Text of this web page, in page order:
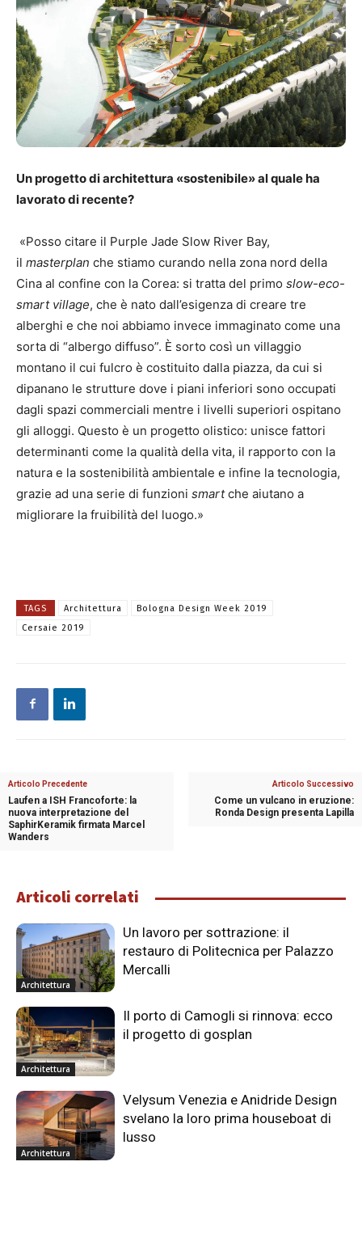
Un progetto di architettura «sostenibile» al quale ha
lavorato di recente?
«Posso citare il Purple Jade Slow River Bay,
il masterplan che stiamo curando nella zona nord della
Cina al confine con la Corea: si tratta del primo slow-eco-
smart village, che è nato dall’esigenza di creare tre
alberghi e che noi abbiamo invece immaginato come una
sorta di “albergo diffuso”. È sorto così un villaggio
montano il cui fulcro è costituito dalla piazza, da cui si
dipanano le strutture dove i piani inferiori sono occupati
dagli spazi commerciali mentre i livelli superiori ospitano
gli alloggi. Questo è un progetto olistico: unisce fattori
determinanti come la qualità della vita, il rapporto con la
natura e la sostenibilità ambientale e infine la tecnologia,
grazie ad una serie di funzioni smartche aiutano a
migliorare la fruibilità del luogo.»
TAGS Architettura
Bologna Design Week 2019
Cersaie 2019
Articolo Precedente
Laufen a ISH Francoforte: la
nuova interpretazione del
SaphirKeramik firmata Marcel
Wanders
Articolo Successivo
Come un vulcano in eruzione:
Ronda Design presenta Lapilla
Articoli correlati
Architettura
Un lavoro per sottrazione: il
restauro di Politecnica per Palazzo
Mercalli
Architettura
Il porto di Camogli si rinnova: ecco
il progetto di gosplan
Architettura
Velysum Venezia e Anidride Design
svelano la loro prima houseboat di
lusso